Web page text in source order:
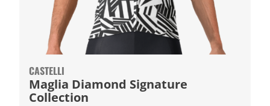
CASTELLI
Maglia Diamond Signature
Collection